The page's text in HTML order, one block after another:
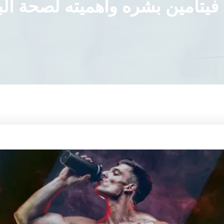
فيتامين بشره وأهميته لصحة